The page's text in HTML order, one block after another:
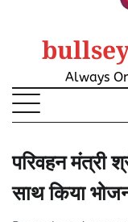
Always
परिवहन मंत्री
साथ किया